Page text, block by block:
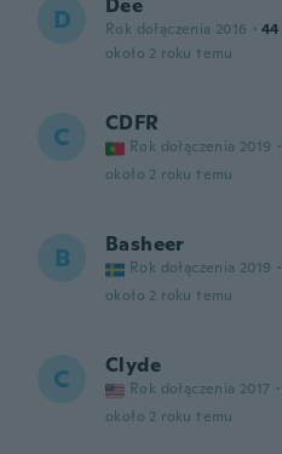
D Dee
Rok dołączenia 2016 · 44
około 2 roku temu
C CDFR
Rok dołączenia 2019 ·
około 2 roku temu
B Basheer
Rok dołączenia 2019 ·
około 2 roku temu
C Clyde
Rok dołączenia 2017 ·
około 2 roku temu